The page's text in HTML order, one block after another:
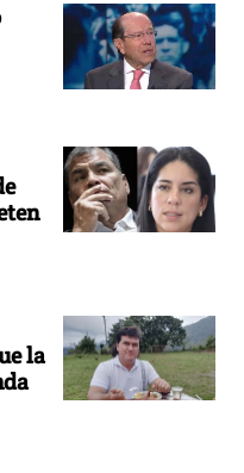
la